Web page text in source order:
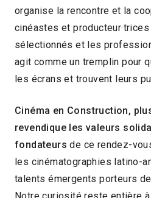
organise la rencontre et la
cinéastes et
sélectionnés et les
agit comme un tremplin pour
les écrans et trouvent leurs
Cinéma en Construction,
revendique les valeurs
fondateurs de ce rendez-
les cinématographies latino-
talents émergents porteurs
Notre curiosité reste entière à